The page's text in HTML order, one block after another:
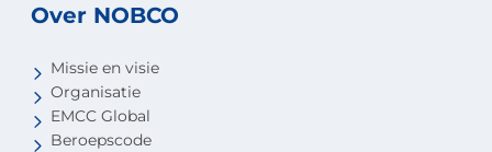
Over NOBCO
Missie en visie
Organisatie
EMCC Global
Beroepscode